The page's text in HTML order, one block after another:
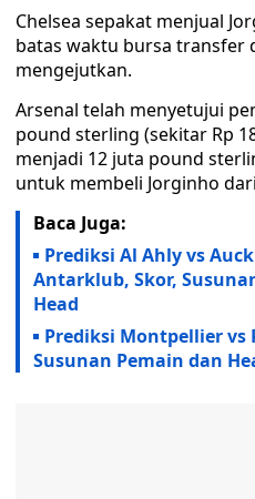
Chelsea sepakat menjual
batas waktu bursa transfer
mengejutkan.
Arsenal telah menyetujui
pound sterling (sekitar Rp
menjadi 12 juta pound
untuk membeli Jorginho
Baca Juga:
Prediksi Al Ahly vs
Antarklub, Skor,
Head
Prediksi Montpellier vs
Susunan Pemain dan